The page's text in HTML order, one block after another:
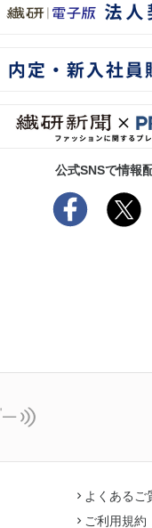
公式SNSで情報
よくあるご
ご利用規約